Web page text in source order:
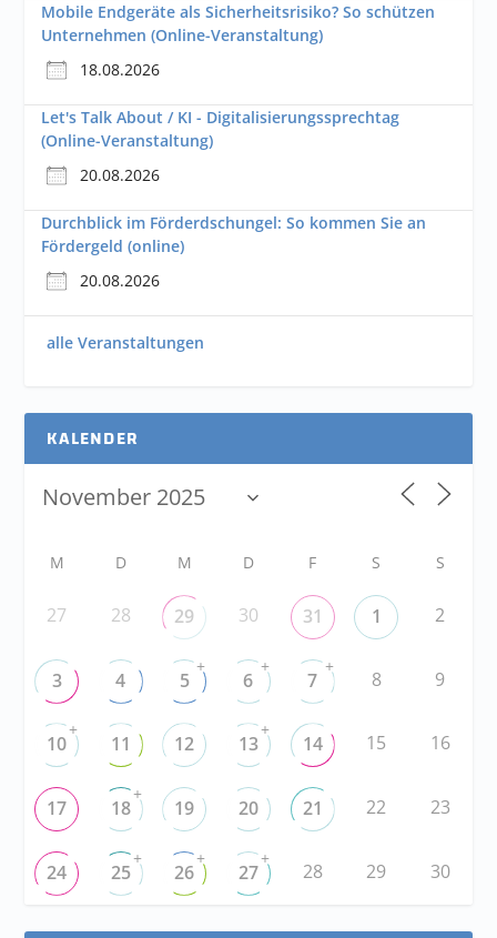
Mobile Endgeräte als Sicherheitsrisiko? So schützen
Unternehmen (Online-Veranstaltung)
18.08.2026
Let's Talk About / KI - Digitalisierungssprechtag
(Online-Veranstaltung)
20.08.2026
Durchblick im Förderdschungel: So kommen Sie an
Fördergeld (online)
20.08.2026
alle Veranstaltungen
KALENDER
M D M D F S S
27 28 29 30 31 1 2
3 4 5
+
6
+
7
+
8 9
10
+
11 12 13
+
14 15 16
17 18
+
19 20 21 22 23
24 25
+
26
+
27
+
28 29 30